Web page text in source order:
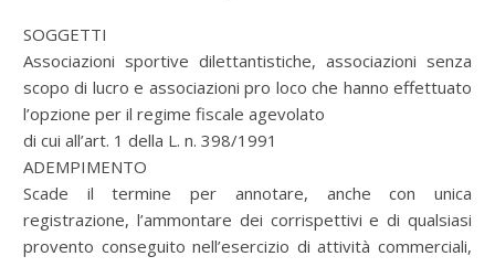
SOGGETTI
Associazioni sportive dilettantistiche, associazioni senza
scopo di lucro e associazioni pro loco che hanno effettuato
l’opzione per il regime fiscale agevolato
di cui all’art. 1 della L. n. 398/1991
ADEMPIMENTO
Scade il termine per annotare, anche con unica
registrazione, l’ammontare dei corrispettivi e di qualsiasi
provento conseguito nell’esercizio di attività commerciali,